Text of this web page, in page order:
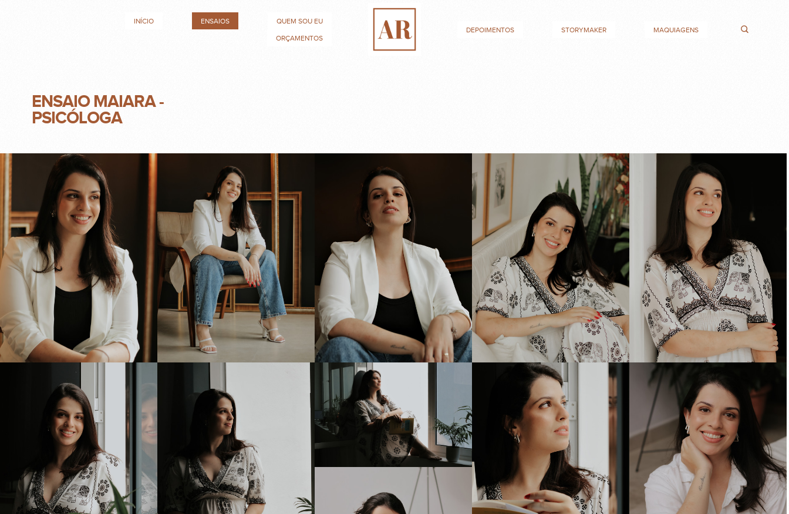
INÍCIO ENSAIOS QUEM SOU EU
ORÇAMENTOS
DEPOIMENTOS STORYMAKER MAQUIAGENS
ENSAIO MAIARA -
PSICÓLOGA